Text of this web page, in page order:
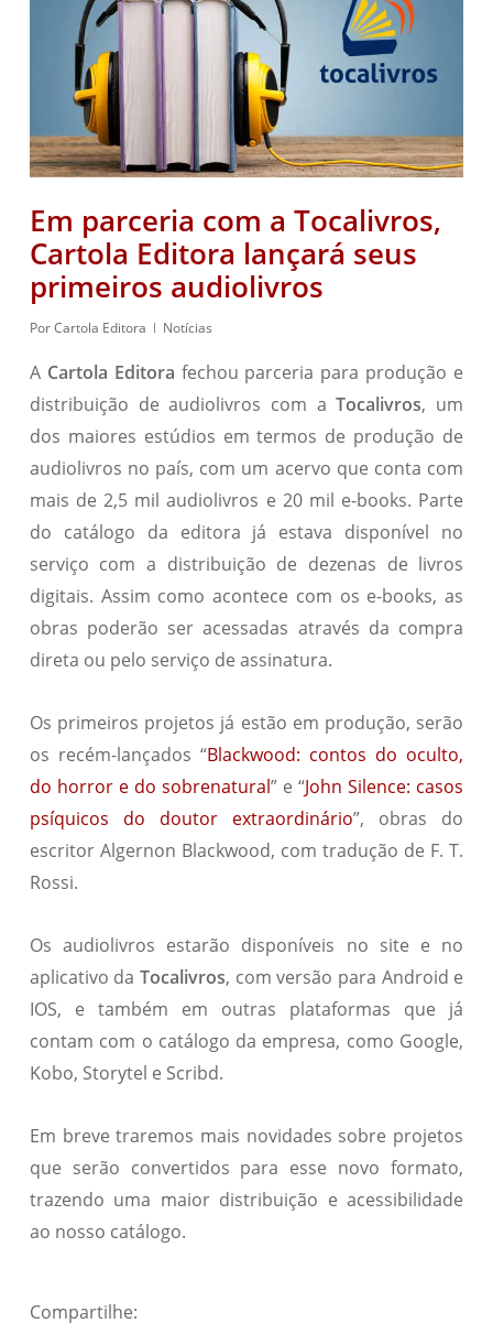
Em parceria com a Tocalivros,
Cartola Editora lançará seus
primeiros audiolivros
PorCartola Editora Notícias
A Cartola Editora fechou parceria para produção e
distribuição de audiolivros com aTocalivros, um
dos maiores estúdios em termos de produção de
audiolivros no país, com um acervo que conta com
mais de 2,5 mil audiolivros e 20 mil e-books. Parte
do catálogo da editora já estava disponível no
serviço com a distribuição de dezenas de livros
digitais. Assim como acontece com os e-books, as
obras poderão ser acessadas através da compra
direta ou pelo serviço de assinatura.
Os primeiros projetos já estão em produção, serão
os recém-lançados “Blackwood: contos do oculto,
do horror e do sobrenatural” e “John Silence: casos
psíquicos do doutor extraordinário”, obras do
escritor Algernon Blackwood, com tradução de F. T.
Rossi.
Os audiolivros estarão disponíveis no site e no
aplicativo daTocalivros, com versão para Android e
IOS, e também em outras plataformas que já
contam com o catálogo da empresa, como Google,
Kobo, Storytel e Scribd.
Em breve traremos mais novidades sobre projetos
que serão convertidos para esse novo formato,
trazendo uma maior distribuição e acessibilidade
ao nosso catálogo.
Compartilhe: